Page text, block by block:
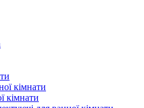
кімнати
кімнати